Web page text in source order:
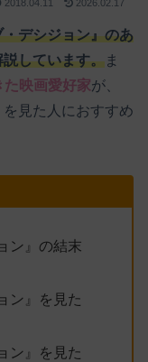
2018.04.11 2026.02.17
デシジョン』のあ
しています。 ま
た映画愛好家が、
見た人におすすめ
ン』の結末
ン』を見た
ン』を見た